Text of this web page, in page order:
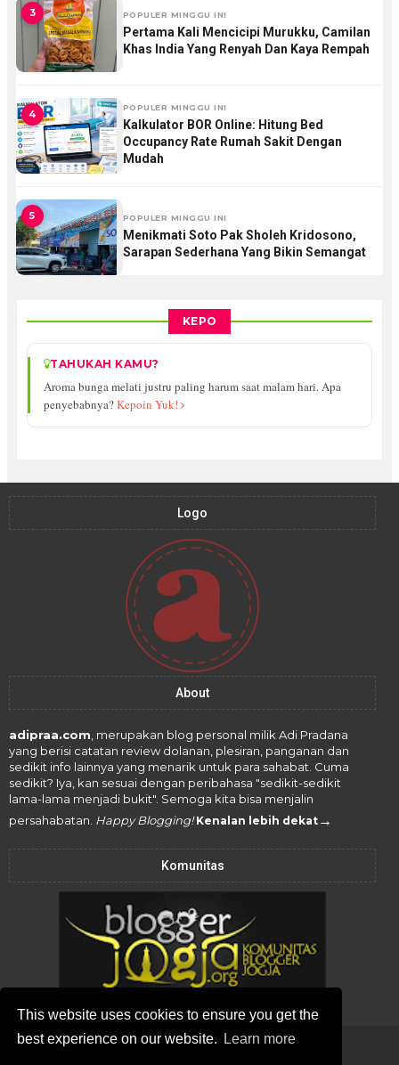
This website uses cookies to ensure you get the
best experience on our website.
Learn more
3 POPULER MINGGU INI
Pertama Kali Mencicipi Murukku, Camilan
Khas India Yang Renyah Dan Kaya Rempah
4 POPULER MINGGU INI
Kalkulator BOR Online: Hitung Bed
Occupancy Rate Rumah Sakit Dengan
Mudah
5 POPULER MINGGU INI
Menikmati Soto Pak Sholeh Kridosono,
Sarapan Sederhana Yang Bikin Semangat
KEPO
TAHUKAH KAMU?
Aroma bunga melati justru paling harum saat malam hari. Apa
penyebabnya?Kepoin Yuk!
Logo
About
adipraa.com , merupakan blog personal milik Adi Pradana
yang berisi catatan review dolanan, plesiran, panganan dan
sedikit info lainnya yang menarik untuk para sahabat. Cuma
sedikit? Iya, kan sesuai dengan peribahasa "sedikit-sedikit
lama-lama menjadi bukit". Semoga kita bisa menjalin
persahabatan. Happy Blogging! Kenalan lebih dekat →
Komunitas